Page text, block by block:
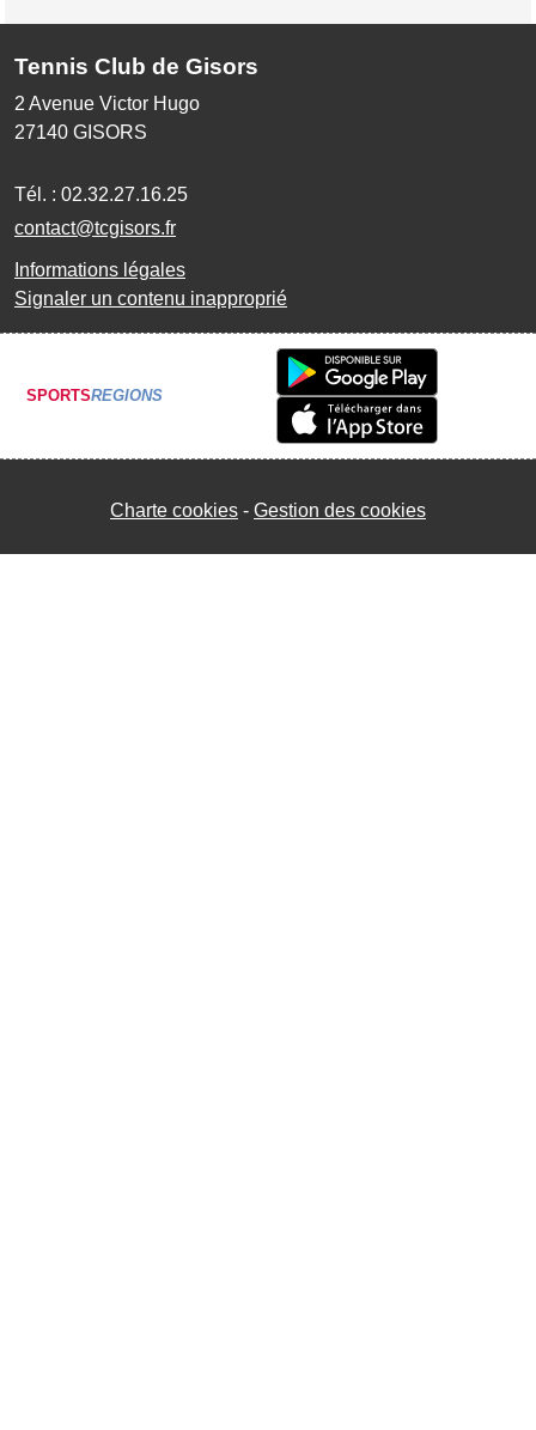
Tennis Club de Gisors
2 Avenue Victor Hugo
27140 GISORS
Tél. : 02.32.27.16.25
contact@tcgisors.fr
Informations légales
Signaler un contenu inapproprié
SPORTSREGIONS
Charte cookies Gestion des cookies